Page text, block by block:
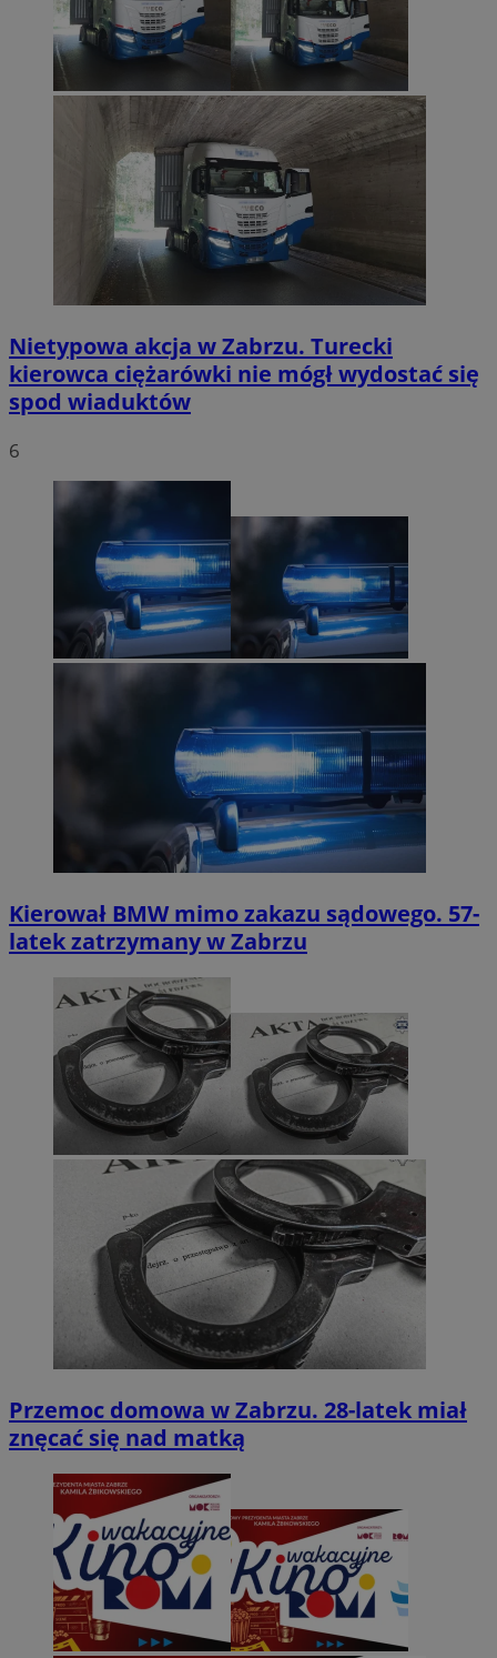
Nietypowa akcja w Zabrzu. Turecki
kierowca ciężarówki nie mógł wydostać się
spod wiaduktów
6
Kierował BMW mimo zakazu sądowego. 57-
latek zatrzymany w Zabrzu
Przemoc domowa w Zabrzu. 28-latek miał
znęcać się nad matką